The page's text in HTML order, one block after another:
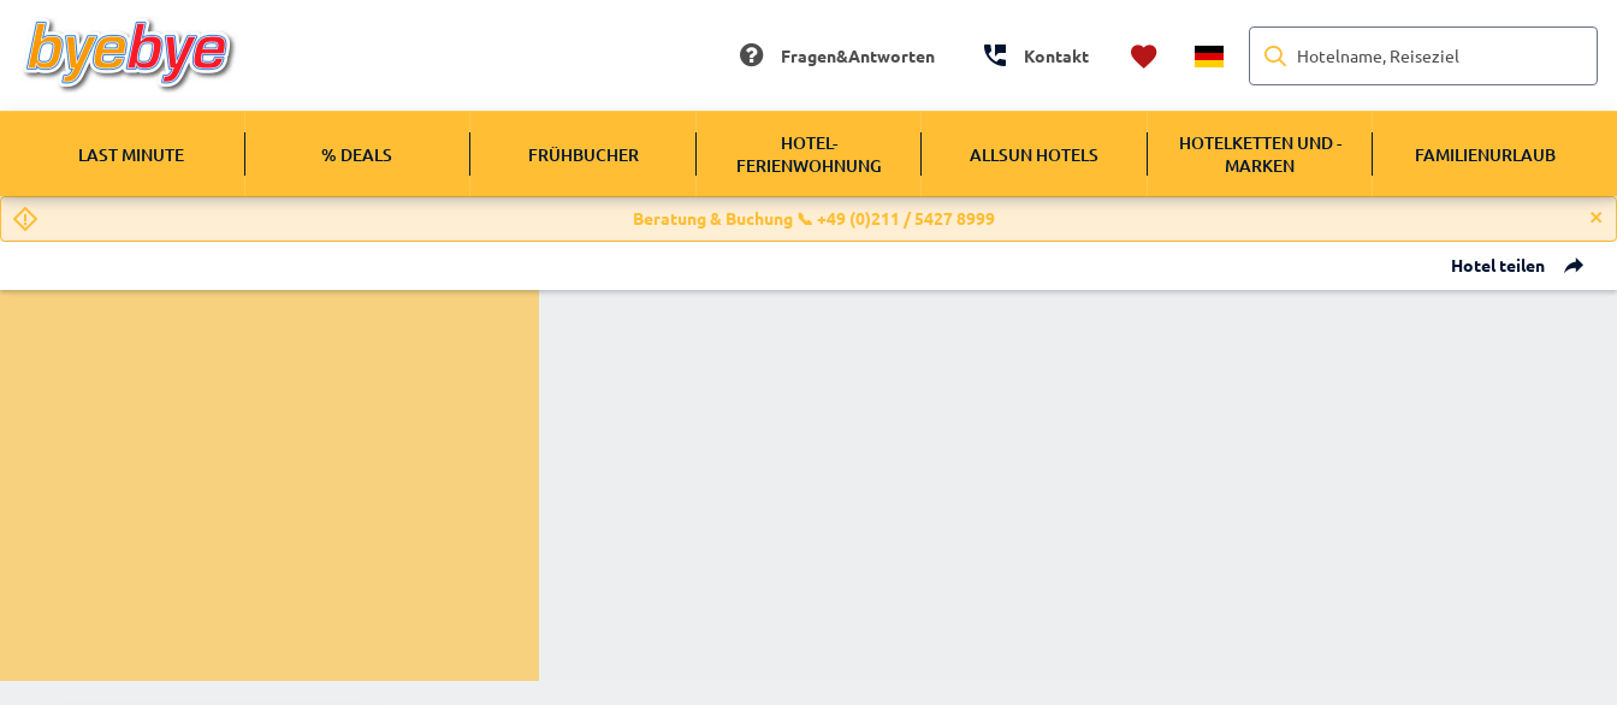
Fragen&Antworten Kontakt Hotelname, Reiseziel
LAST MINUTE % DEALS FRÜHBUCHER
HOTEL-
FERIENWOHNUNG
ALLSUN HOTELS
HOTELKETTEN UND -
MARKEN
FAMILIENURLAUB
Beratung & Buchung 📞 +49 (0)211 / 5427 8999
Hotel teilen